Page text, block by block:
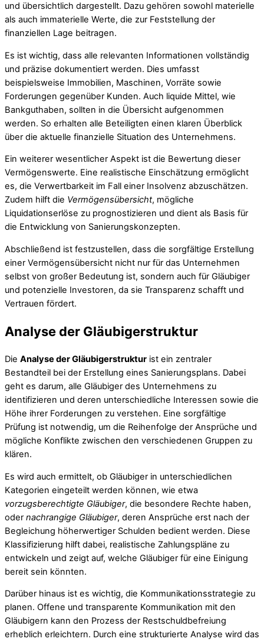
und übersichtlich dargestellt. Dazu gehören sowohl materielle
als auch immaterielle Werte, die zur Feststellung der
finanziellen Lage beitragen.
Es ist wichtig, dass alle relevanten Informationen vollständig
und präzise dokumentiert werden. Dies umfasst
beispielsweise Immobilien, Maschinen, Vorräte sowie
Forderungen gegenüber Kunden. Auch liquide Mittel, wie
Bankguthaben, sollten in die Übersicht aufgenommen
werden. So erhalten alle Beteiligten einen klaren Überblick
über die aktuelle finanzielle Situation des Unternehmens.
Ein weiterer wesentlicher Aspekt ist die Bewertung dieser
Vermögenswerte. Eine realistische Einschätzung ermöglicht
es, die Verwertbarkeit im Fall einer Insolvenz abzuschätzen.
Zudem hilft die Vermögensübersicht, mögliche
Liquidationserlöse zu prognostizieren und dient als Basis für
die Entwicklung von Sanierungskonzepten.
Abschließend ist festzustellen, dass die sorgfältige Erstellung
einer Vermögensübersicht nicht nur für das Unternehmen
selbst von großer Bedeutung ist, sondern auch für Gläubiger
und potenzielle Investoren, da sie Transparenz schafft und
Vertrauen fördert.
Analyse der Gläubigerstruktur
Die Analyse der Gläubigerstruktur ist ein zentraler
Bestandteil bei der Erstellung eines Sanierungsplans. Dabei
geht es darum, alle Gläubiger des Unternehmens zu
identifizieren und deren unterschiedliche Interessen sowie die
Höhe ihrer Forderungen zu verstehen. Eine sorgfältige
Prüfung ist notwendig, um die Reihenfolge der Ansprüche und
mögliche Konflikte zwischen den verschiedenen Gruppen zu
klären.
Es wird auch ermittelt, ob Gläubiger in unterschiedlichen
Kategorien eingeteilt werden können, wie etwa
vorzugsberechtigte Gläubiger, die besondere Rechte haben,
oder nachrangige Gläubiger, deren Ansprüche erst nach der
Begleichung höherwertiger Schulden bedient werden. Diese
Klassifizierung hilft dabei, realistische Zahlungspläne zu
entwickeln und zeigt auf, welche Gläubiger für eine Einigung
bereit sein könnten.
Darüber hinaus ist es wichtig, die Kommunikationsstrategie zu
planen. Offene und transparente Kommunikation mit den
Gläubigern kann den Prozess der Restschuldbefreiung
erheblich erleichtern. Durch eine strukturierte Analyse wird das